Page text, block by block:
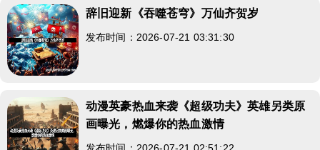
辞旧迎新《吞噬苍穹》万仙齐贺岁
发布时间：2026-07-21 03:31:30
动漫英豪热血来袭《超级功夫》英雄另类原
画曝光，燃爆你的热血激情